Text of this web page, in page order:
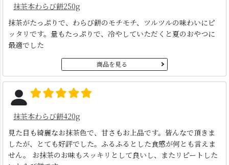
抹茶本わらび餅250g
抹茶がたっぷりで、わらび餅のモチモチ、ツルツルの味わいにピ
ッタリです。量もたっぷりで、冷やしていただくと夏のおやつに
最適でした
商品を見る
抹茶本わらび餅420g
見た目も綺麗なお抹茶色で、甘さもお上品です。皆んなで頂きま
したが、とても好評でした。ふるふるとした食感が何とも言えま
せん。 お抹茶のお味もスッキリとして良いし、またリピートした